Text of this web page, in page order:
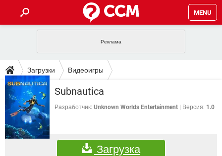
MENU
INSTAGRAM
ИГРЫ
ВКОНТАКТЕ ВИДЕО
GOOGLE
ПОЛЕЗНЫЕ СОВЕТЫ
TIKTOK
WHATSAPP
FACEBOOK
WINDOWS 10
GOOGLE
ЗАГРУЗКИ
TIKTOK TELEGRAM
WHATSAPP
FACEBOOK ИГРЫ
ФОРУМ
TIKTOK
INSTAGRAM
ЭНЦИКЛОПЕДИЯ
Загрузки Видеоигры
Subnautica
Разработчик: Unknown Worlds Entertainment Версия: 1.0
Загрузка